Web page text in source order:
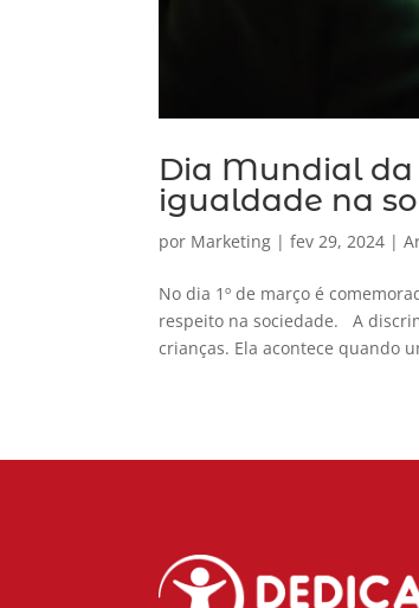
Dia Mundial da
igualdade na
por Marketing |fev 29, 2024 |
No dia 1º de março é
respeito na sociedade. A
crianças. Ela acontece quando